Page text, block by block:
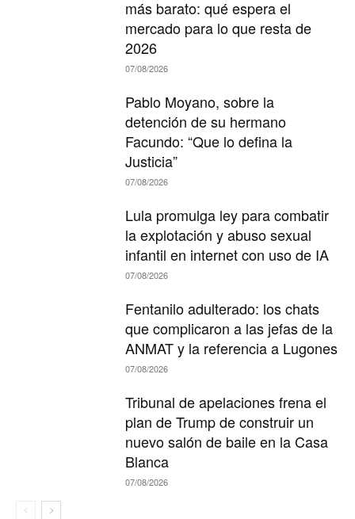
más barato: qué espera el
mercado para lo que resta de
2026
07/08/2026
Pablo Moyano, sobre la
detención de su hermano
Facundo: “Que lo defina la
Justicia”
07/08/2026
Lula promulga ley para combatir
la explotación y abuso sexual
infantil en internet con uso de IA
07/08/2026
Fentanilo adulterado: los chats
que complicaron a las jefas de la
ANMAT y la referencia a Lugones
07/08/2026
Tribunal de apelaciones frena el
plan de Trump de construir un
nuevo salón de baile en la Casa
Blanca
07/08/2026